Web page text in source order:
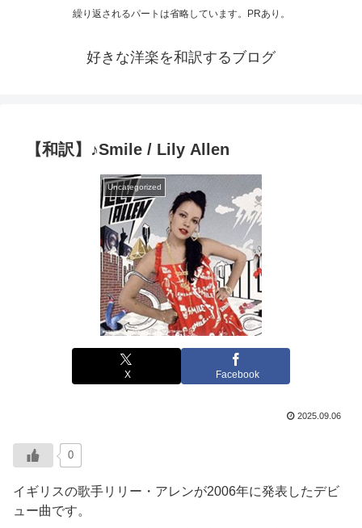
繰り返されるパートは省略しています。PRあり。
好きな洋楽を和訳するブログ
【和訳】♪Smile / Lily Allen
Uncategorized
X Facebook
2025.09.06
0
イギリスの歌手リリー・アレンが2006年に発表したデビ
ュー曲です。